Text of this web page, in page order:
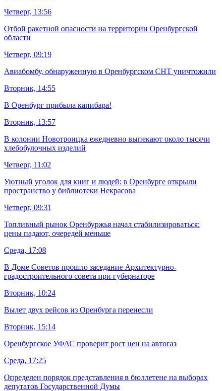
Четверг, 13:56
Отбой ракетной опасности на территории Оренбургской
области
Четверг, 09:19
Авиабомбу, обнаруженную в Оренбургском СНТ уничтожили
Вторник, 14:55
В Оренбург прибыла капибара!
Вторник, 13:57
В колонии Новотроицка ежедневно выпекают около тысячи
хлебобулочных изделий
Четверг, 11:02
Уютный уголок для книг и людей: в Оренбурге открыли
пространство у библиотеки Некрасова
Четверг, 09:31
Топливный рынок Оренбуржья начал стабилизироваться:
цены падают, очередей меньше
Среда, 17:08
В Доме Советов прошло заседание Архитектурно-
градостроительного совета при губернаторе
Вторник, 10:24
Вылет двух рейсов из Оренбурга перенесли
Вторник, 15:14
Оренбургское УФАС проверит рост цен на автогаз
Среда, 17:25
Определен порядок представления в бюллетене на выборах
депутатов Государственной Думы